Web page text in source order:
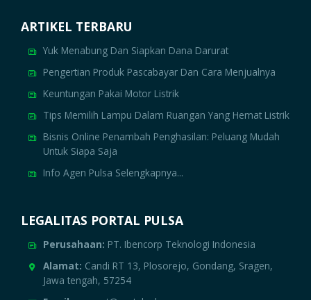
ARTIKEL TERBARU
Yuk Menabung Dan Siapkan Dana Darurat
Pengertian Produk Pascabayar Dan Cara Menjualnya
Keuntungan Pakai Motor Listrik
Tips Memilih Lampu Dalam Ruangan Yang Hemat Listrik
Bisnis Online Penambah Penghasilan: Peluang Mudah
Untuk Siapa Saja
Info Agen Pulsa Selengkapnya...
LEGALITAS PORTAL PULSA
Perusahaan: PT. Ibencorp Teknologi Indonesia
Alamat: Candi RT 13, Plosorejo, Gondang, Sragen,
Jawa tengah, 57254